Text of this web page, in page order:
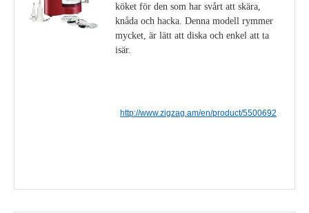
köket för den som har svårt att skära,
knåda och hacka. Denna modell rymmer
mycket, är lätt att diska och enkel att ta
isär.
http://www.zigzag.am/en/product/5500692